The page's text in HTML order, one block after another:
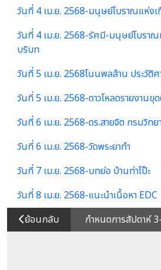
วันที่ 4 เม.ย. 2568-มนุษย์โบราณแห่งเ
วันที่ 4 เม.ย. 2568-รัศมี-มนุษย์โบราณ
บริบท
วันที่ 5 เม.ย. 2568โนนพลล้าน ประวัติ
วันที่ 5 เม.ย. 2568-ดาวโหลดรายงานขุ
วันที่ 6 เม.ย. 2568-ดร.สายจิต กรมวิทย
วันที่ 6 เม.ย. 2568-วัดพระยาทำ
วันที่ 7 เม.ย. 2568-บทย่อ บ้านท่าโป๊ะ
วันที่ 8 เม.ย. 2568-แนะนำเนื้อหา EDC
ย้อนกลับ
กำหนดการสัปดาห์